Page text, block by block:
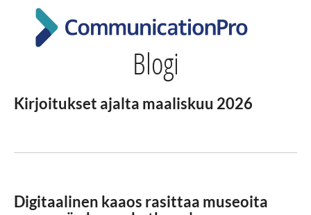
Blogi
Kirjoitukset ajalta maaliskuu 2026
Digitaalinen kaaos rasittaa museoita